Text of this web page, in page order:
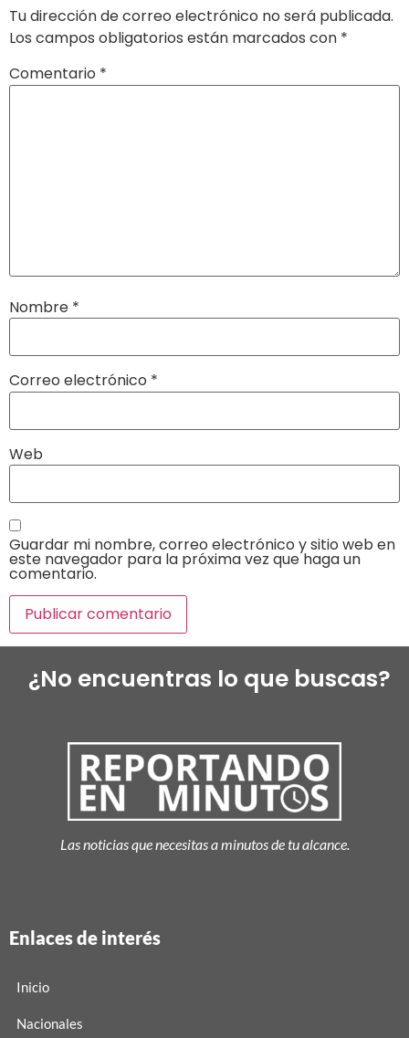
Tu dirección de correo electrónico no será publicada.
Los campos obligatorios están marcados con *
Comentario *
Nombre *
Correo electrónico *
Web
Guardar mi nombre, correo electrónico y sitio web en
este navegador para la próxima vez que haga un
comentario.
¿No encuentras lo que buscas?
Las noticias que necesitas a minutos de tu alcance.
Enlaces de interés
Inicio
Nacionales